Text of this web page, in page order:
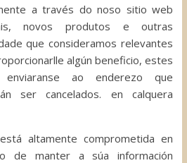
a través do noso sitio web
novos produtos e outras
que consideramos relevantes
algún beneficio, estes
enviaranse ao enderezo que
ser cancelados. en calquera
altamente comprometida en
de manter a súa información